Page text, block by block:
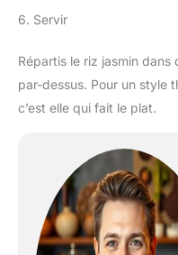
6. Servir
Répartis le riz jasmin
par-dessus. Pour un style
c’est elle qui fait le plat.